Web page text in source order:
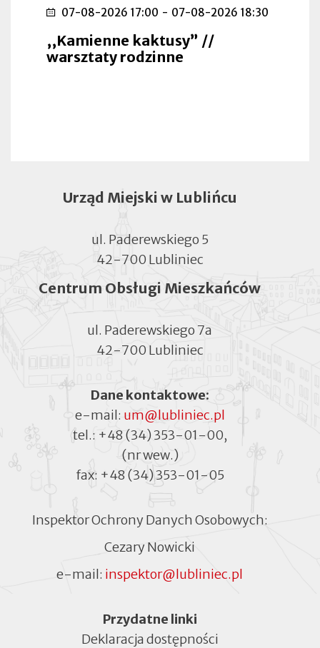
07-08-2026 17:00 - 07-08-2026 18:30
,,Kamienne kaktusy” //
warsztaty rodzinne
Urząd Miejski w Lublińcu
ul. Paderewskiego 5
42-700 Lubliniec
Centrum Obsługi Mieszkańców
ul. Paderewskiego 7a
42-700 Lubliniec
Dane kontaktowe:
e-mail: um@lubliniec.pl
tel.: +48 (34) 353-01-00,
(nr wew.)
fax: +48 (34) 353-01-05
Inspektor Ochrony Danych Osobowych:
Cezary Nowicki
e-mail: inspektor@lubliniec.pl
MenuPrzydatne linki
Deklaracja dostępności